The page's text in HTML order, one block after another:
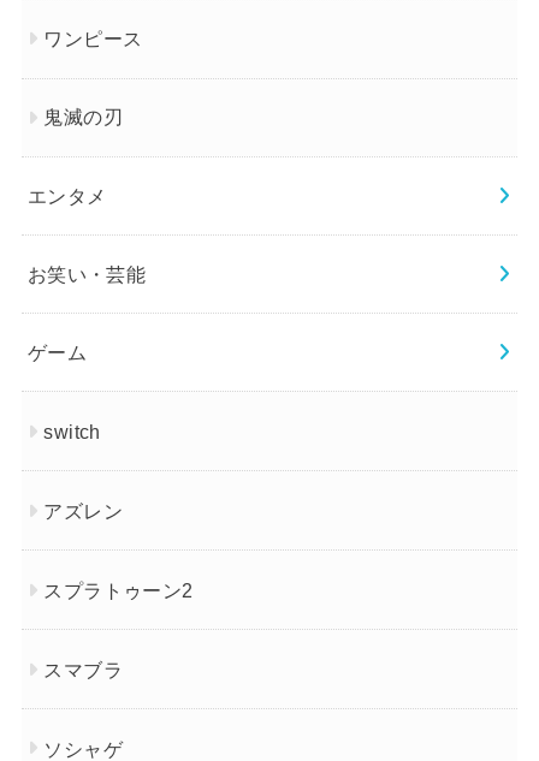
ワンピース
鬼滅の刃
エンタメ
お笑い・芸能
ゲーム
switch
アズレン
スプラトゥーン2
スマブラ
ソシャゲ